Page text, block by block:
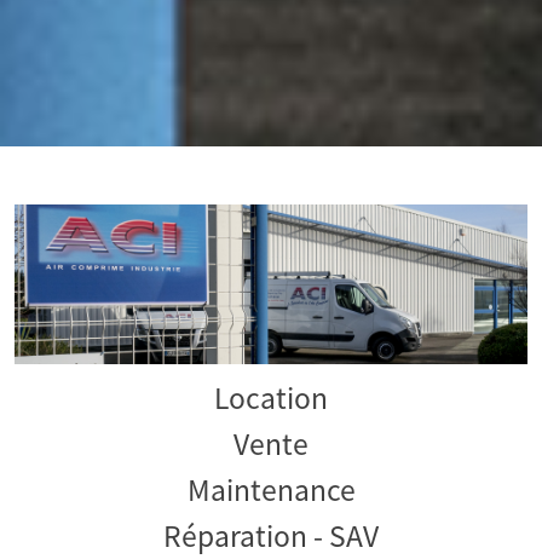
Location
Vente
Maintenance
Réparation - SAV